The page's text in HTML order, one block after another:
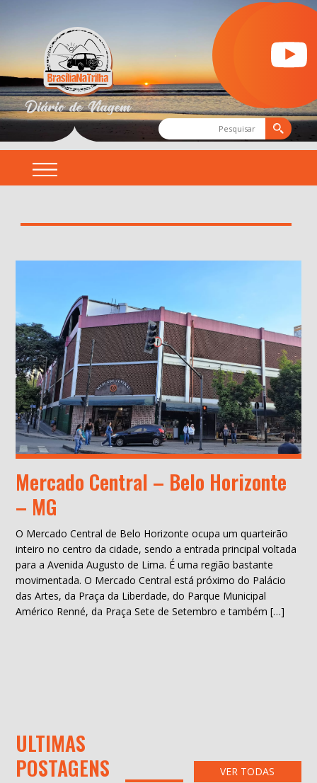
Mercado Central – Belo Horizonte
– MG
O Mercado Central de Belo Horizonte ocupa um quarteirão
inteiro no centro da cidade, sendo a entrada principal voltada
para a Avenida Augusto de Lima. É uma região bastante
movimentada. O Mercado Central está próximo do Palácio
das Artes, da Praça da Liberdade, do Parque Municipal
Américo Renné, da Praça Sete de Setembro e também […]
ULTIMAS
POSTAGENS
VER TODAS